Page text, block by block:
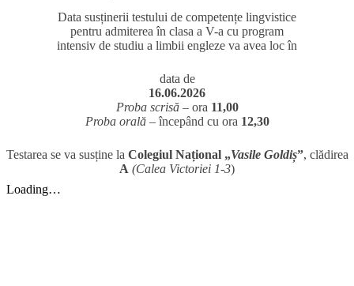
Data susținerii testului de competențe lingvistice
pentru admiterea în clasa a V-a cu program
intensiv de studiu a limbii engleze va avea loc în
data de
16.06.2026
Proba scrisă– ora 11,00
Proba orală– începând cu ora 12,30
Testarea se va susține la Colegiul Național „Vasile Goldiș”, clădirea
A (Calea Victoriei 1-3)